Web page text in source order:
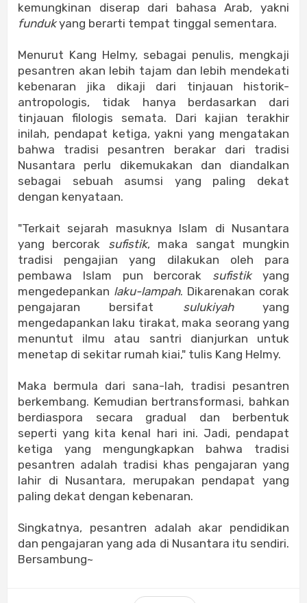
kemungkinan diserap dari bahasa Arab, yakni
fundukyang berarti tempat tinggal sementara.
Menurut Kang Helmy, sebagai penulis, mengkaji
pesantren akan lebih tajam dan lebih mendekati
kebenaran jika dikaji dari tinjauan historik-
antropologis, tidak hanya berdasarkan dari
tinjauan filologis semata. Dari kajian terakhir
inilah, pendapat ketiga, yakni yang mengatakan
bahwa tradisi pesantren berakar dari tradisi
Nusantara perlu dikemukakan dan diandalkan
sebagai sebuah asumsi yang paling dekat
dengan kenyataan.
"Terkait sejarah masuknya Islam di Nusantara
yang bercorak sufistik, maka sangat mungkin
tradisi pengajian yang dilakukan oleh para
pembawa Islam pun bercorak sufistikyang
mengedepankan laku-lampah. Dikarenakan corak
pengajaran bersifat sulukiyahyang
mengedapankan laku tirakat, maka seorang yang
menuntut ilmu atau santri dianjurkan untuk
menetap di sekitar rumah kiai," tulis Kang Helmy.
Maka bermula dari sana-lah, tradisi pesantren
berkembang. Kemudian bertransformasi, bahkan
berdiaspora secara gradual dan berbentuk
seperti yang kita kenal hari ini. Jadi, pendapat
ketiga yang mengungkapkan bahwa tradisi
pesantren adalah tradisi khas pengajaran yang
lahir di Nusantara, merupakan pendapat yang
paling dekat dengan kebenaran.
Singkatnya, pesantren adalah akar pendidikan
dan pengajaran yang ada di Nusantara itu sendiri.
Bersambung~